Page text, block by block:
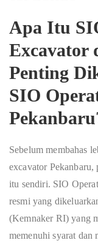
Apa Itu
Excavator
Penting
SIO
Pekanbaru
Sebelum membahas
excavator Pekanbaru,
itu sendiri. SIO
resmi yang
(Kemnaker RI) yang
memenuhi syarat